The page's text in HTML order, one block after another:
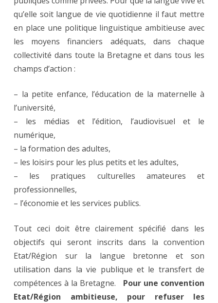
qu’elle soit langue de vie quotidienne il faut mettre
en place une politique linguistique ambitieuse avec
les moyens financiers adéquats, dans chaque
collectivité dans toute la Bretagne et dans tous les
champs d’action :
– la petite enfance, l’éducation de la maternelle à
l’université,
– les médias et l’édition, l’audiovisuel et le
numérique,
– la formation des adultes,
– les loisirs pour les plus petits et les adultes,
– les pratiques culturelles amateures et
professionnelles,
– l’économie et les services publics.
Tout ceci doit être clairement spécifié dans les
objectifs qui seront inscrits dans la convention
Etat/Région sur la langue bretonne et son
utilisation dans la vie publique et le transfert de
compétences à la Bretagne. Pour une convention
Etat/Région ambitieuse, pour refuser les